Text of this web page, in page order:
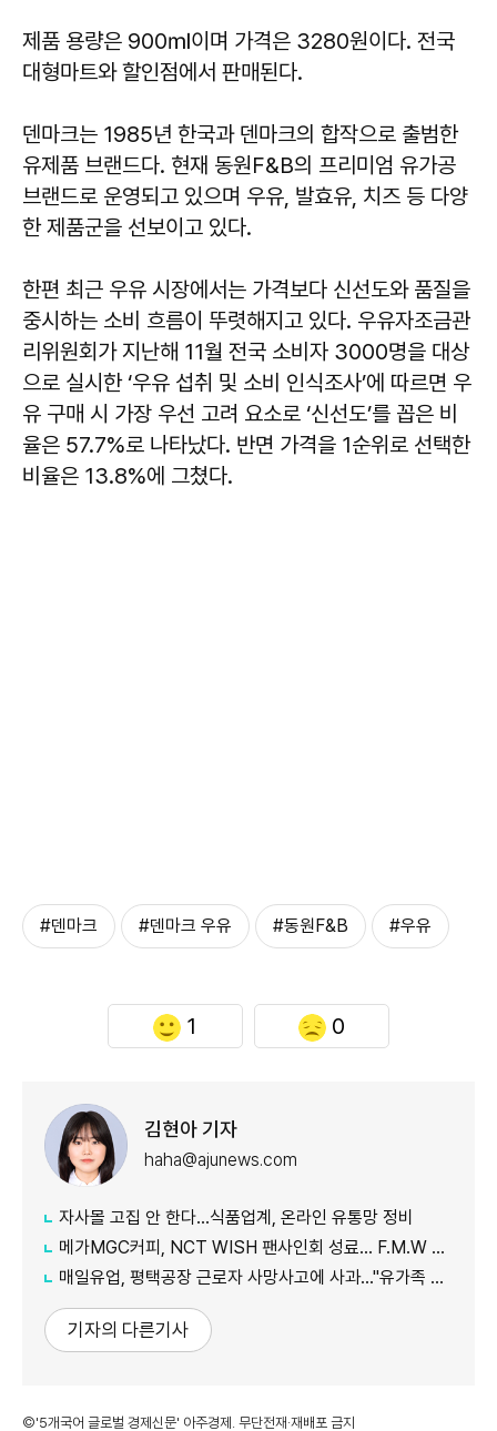
제품 용량은 900㎖이며 가격은 3280원이다. 전국
대형마트와 할인점에서 판매된다.
덴마크는 1985년 한국과 덴마크의 합작으로 출범한
유제품 브랜드다. 현재 동원F&B의 프리미엄 유가공
브랜드로 운영되고 있으며 우유, 발효유, 치즈 등 다양
한 제품군을 선보이고 있다.
한편 최근 우유 시장에서는 가격보다 신선도와 품질을
중시하는 소비 흐름이 뚜렷해지고 있다. 우유자조금관
리위원회가 지난해 11월 전국 소비자 3000명을 대상
으로 실시한 ‘우유 섭취 및 소비 인식조사’에 따르면 우
유 구매 시 가장 우선 고려 요소로 ‘신선도’를 꼽은 비
율은 57.7%로 나타났다. 반면 가격을 1순위로 선택한
비율은 13.8%에 그쳤다.
#덴마크 #덴마크 우유 #동원F&B #우유
1 0
김현아 기자
haha@ajunews.com
자사몰 고집 안 한다…식품업계, 온라인 유통망 정비
메가MGC커피, NCT WISH 팬사인회 성료… F.M.W 캠페인 마침표
매일유업, 평택공장 근로자 사망사고에 사과…"유가족 지원 최우선"
기자의 다른기사
©'5개국어 글로벌 경제신문' 아주경제. 무단전재·재배포 금지